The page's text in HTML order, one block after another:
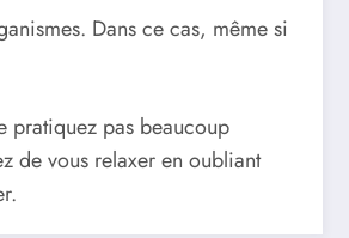
Dans ce cas, même si
pratiquez pas beaucoup
de vous relaxer en oubliant